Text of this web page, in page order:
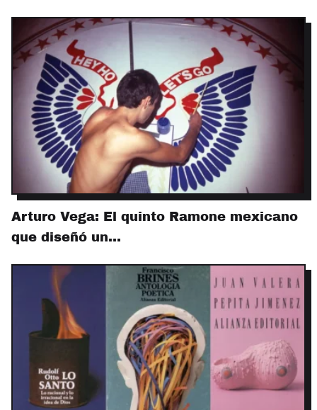
Arturo Vega: El quinto Ramone mexicano
que diseñó un…